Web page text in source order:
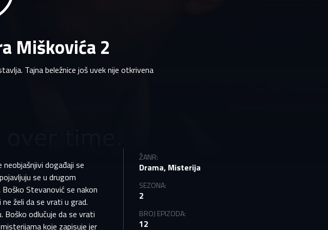
Miškovića 2
Tajna beležnice još uvek nije otkrivena
događaji se
se u drugom
Stevanović se nakon
želi da se vrati u grad.
Boško odlučuje da se vrati
koje zapisuje jer
ŽANR:
Drama, Misterija
SEZONA:
2
BROJ EPIZODA:
12